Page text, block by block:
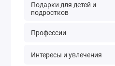
Подарки для детей и
подростков
Профессии
Интересы и увлечения